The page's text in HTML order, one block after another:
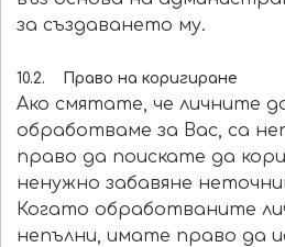
за създаването му.
10.2. Право на коригиране
Ако смятате, че личните
обработваме за Вас, са
право да поискате да
ненужно забавяне
Когато обработваните
непълни, имате право да